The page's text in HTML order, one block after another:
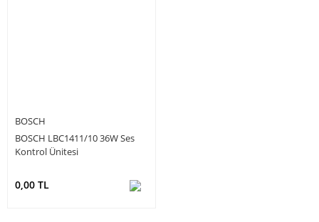
BOSCH
BOSCH LBC1411/10 36W Ses
Kontrol Ünitesi
0,00 TL